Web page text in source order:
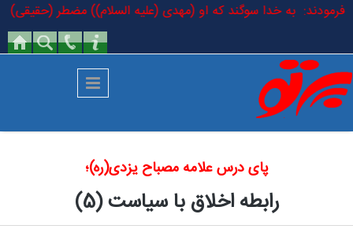
رفتن به محتوای اصلی
فرمودند: به خدا سوگند که او (مهدی (علیه السلام)) مضطر
پای درس علامه مصباح یزدی(ره)؛
رابطه اخلاق با سیاست (5)